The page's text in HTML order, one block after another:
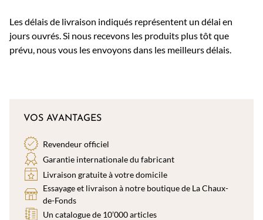
Les délais de livraison indiqués représentent un délai en
jours ouvrés. Si nous recevons les produits plus tôt que
prévu, nous vous les envoyons dans les meilleurs délais.
VOS AVANTAGES
Revendeur officiel
Garantie internationale du fabricant
Livraison gratuite à votre domicile
Essayage et livraison à notre boutique de La Chaux-
de-Fonds
Un catalogue de 10’000 articles